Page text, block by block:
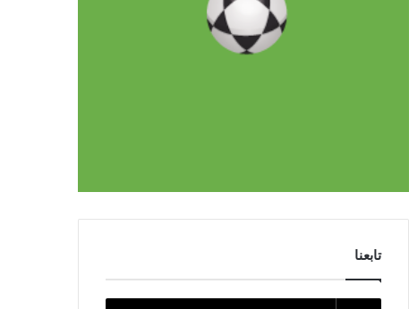
تابعنا